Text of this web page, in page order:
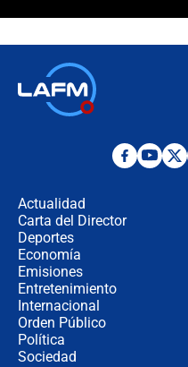
Actualidad
Carta del Director
Deportes
Economía
Emisiones
Entretenimiento
Internacional
Orden Público
Política
Sociedad